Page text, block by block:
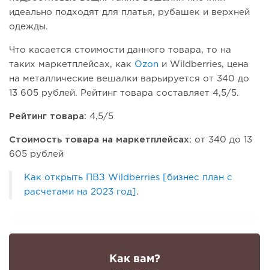
идеально подходят для платья, рубашек и верхней
одежды.
Что касается стоимости данного товара, то на
таких маркетплейсах, как Ozon и Wildberries, цена
на металлические вешалки варьируется от 340 до
13 605 рублей. Рейтинг товара составляет 4,5/5.
Рейтинг товара: 4,5/5
Стоимость товара на маркетплейсах: от 340 до 13
605 рублей
Как открыть ПВЗ Wildberries [бизнес план с
расчетами на 2023 год] .
Как вам?